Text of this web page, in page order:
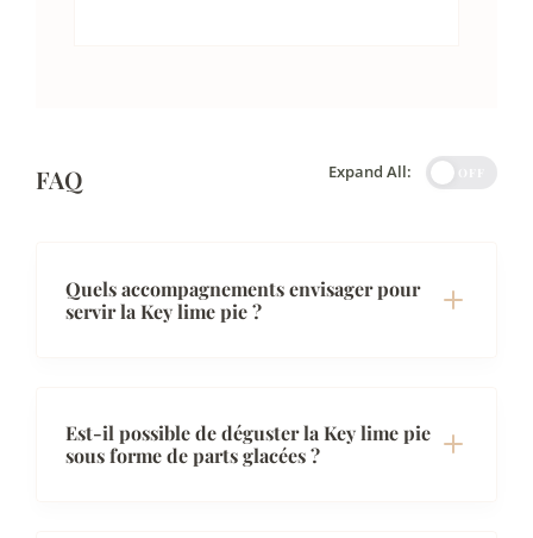
FAQ Expand All:
Quels accompagnements envisager pour
servir la Key lime pie ?
Est-il possible de déguster la Key lime pie
sous forme de parts glacées ?